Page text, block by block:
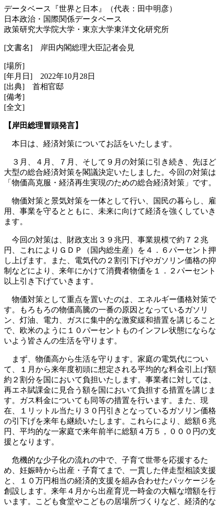
データベース『世界と日本』（代表：田中明彦）
日本政治・国際関係データベース
政策研究大学院大学・東京大学東洋文化研究所
[文書名] 岸田内閣総理大臣記者会見
[場所]
[年月日] 2022年10月28日
[出典] 首相官邸
[備考]
[全文]
【岸田総理冒頭発言】
本日は、経済対策についてお話をいたします。
３月、４月、７月、そして９月の対策に引き続き、先ほど
大型の総合経済対策を閣議決定いたしました。今回の対策は
「物価高克服・経済再生実現のための総合経済対策」です。
物価対策と景気対策を一体として行い、国民の暮らし、雇
用、事業を守るとともに、未来に向けて経済を強くしていき
ます。
今回の対策は、財政支出３９兆円、事業規模で約７２兆
円、これによりＧＤＰ（国内総生産）を４．６パーセント押
し上げます。また、電気代の２割引下げやガソリン価格の抑
制などにより、来年にかけて消費者物価を１．２パーセント
以上引き下げていきます。
物価対策として重点を置いたのは、エネルギー価格対策で
す。もろもろの物価高騰の一番の原因となっているガソリ
ン、灯油、電力、ガスに集中的な激変緩和措置を講じること
で、欧米のように１０パーセントものインフレ状態にならな
いよう皆さんの生活を守ります。
まず、物価高から生活を守ります。家庭の電気代につい
て、１月から来年度初頭に想定される平均的な料金引上げ額
約２割分を国において負担いたします。事業者に対しては、
再エネ賦課金に見合う額を国において負担する措置を講じま
す。ガス料金についても同等の措置を行います。また、現
在、１リットル当たり３０円引きとなっているガソリン価格
の引下げを来年も継続いたします。これらにより、総額６兆
円、平均的な一家庭で来年前半に総額４万５，０００円の支
援となります。
危機的な少子化の流れの中で、子育て世帯を応援するた
め、妊娠時から出産・子育てまで、一貫した伴走型相談支援
と、１０万円相当の経済的支援を組み合わせたパッケージを
創設します。来年４月から出産育児一時金の大幅な増額を行
います。こども食堂やこどもの居場所づくりなど、経済的な